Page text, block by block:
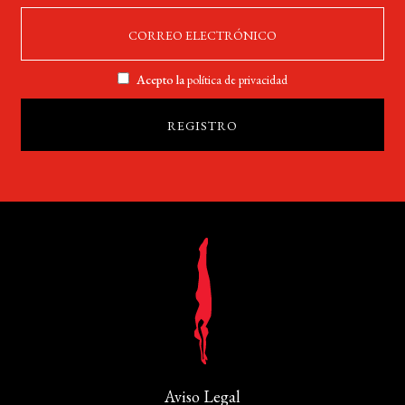
Acepto lapolítica de privacidad
Aviso Legal